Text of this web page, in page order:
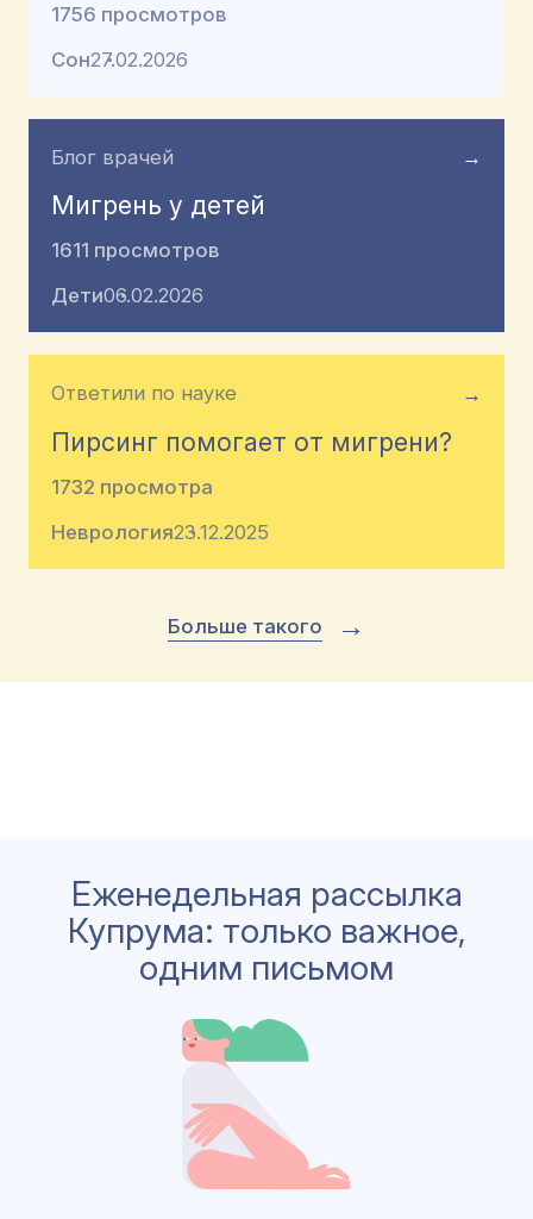
1756 просмотров
Сон27.02.2026
Блог врачей →
Мигрень у детей
1611 просмотров
Дети06.02.2026
Ответили по науке →
Пирсинг помогает от мигрени?
1732 просмотра
Неврология23.12.2025
Больше такого →
Еженедельная рассылка
Купрума: только важное,
одним письмом